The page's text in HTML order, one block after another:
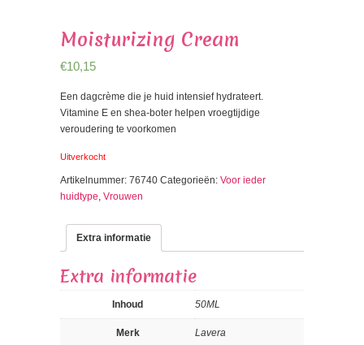
Moisturizing Cream
€10,15
Een dagcrème die je huid intensief hydrateert.
Vitamine E en shea-boter helpen vroegtijdige
veroudering te voorkomen
Uitverkocht
Artikelnummer: 76740 Categorieën: Voor ieder
huidtype, Vrouwen
Extra informatie
Extra informatie
Inhoud 50ML
Merk Lavera